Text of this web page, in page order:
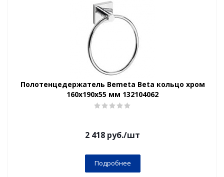
Полотенцедержатель Bemeta Beta кольцо хром
160x190x55 мм 132104062
2 418 руб./шт
Подробнее